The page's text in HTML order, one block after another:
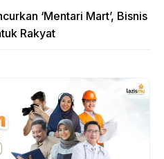
‘Mentari Mart’, Bisnis
Rakyat